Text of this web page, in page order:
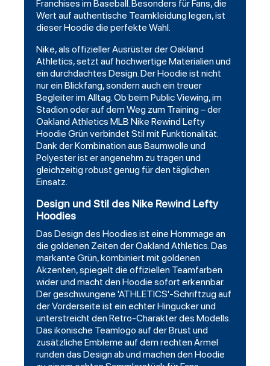
Franchises im Baseball. Besonders für Fans, die
Wert auf authentische Teamkleidung legen, ist
dieser Hoodie die perfekte Wahl.
Nike, als offizieller Ausrüster der Oakland
Athletics, setzt auf hochwertige Materialien und
ein durchdachtes Design. Der Hoodie ist nicht
nur ein Blickfang, sondern auch ein treuer
Begleiter im Alltag. Ob beim Public Viewing, im
Stadion oder auf dem Weg zum Training – der
Oakland Athletics MLB Nike Rewind Lefty
Hoodie Grün verbindet Stil mit Funktionalität.
Dank der Kombination aus Baumwolle und
Polyester ist er angenehm zu tragen und
gleichzeitig robust genug für den täglichen
Einsatz.
Design und Stil des Nike Rewind Lefty
Hoodies
Das Design des Hoodies ist eine Hommage an
die goldenen Zeiten der Oakland Athletics. Das
markante Grün, kombiniert mit goldenen
Akzenten, spiegelt die offiziellen Teamfarben
wider und macht den Hoodie sofort erkennbar.
Der geschwungene 'ATHLETICS'-Schriftzug auf
der Vorderseite ist ein echter Hingucker und
unterstreicht den Retro-Charakter des Modells.
Das ikonische Teamlogo auf der Brust und
zusätzliche Embleme auf dem rechten Ärmel
runden das Design ab und machen den Hoodie